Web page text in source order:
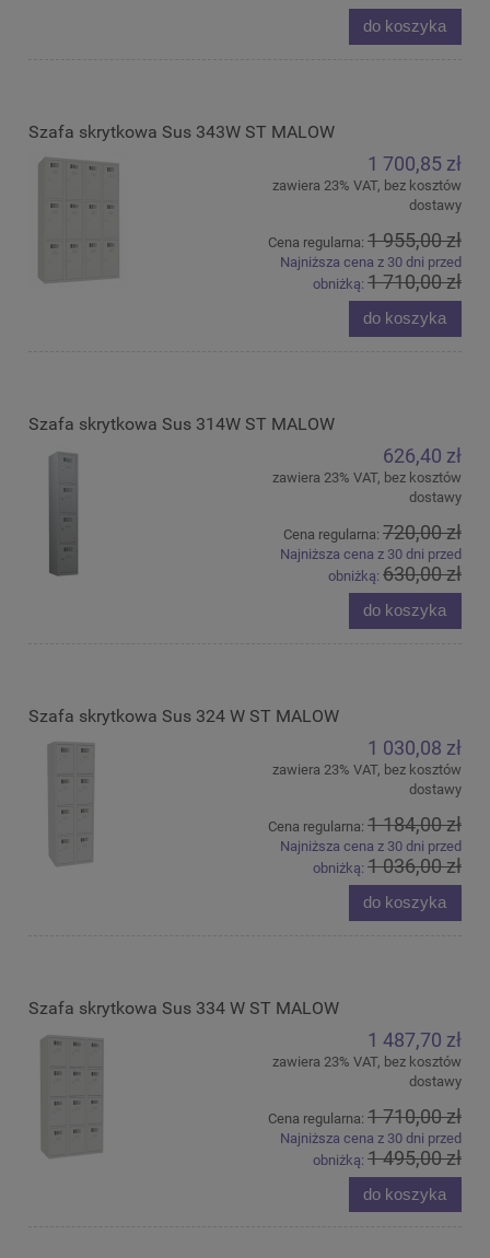
do koszyka
Szafa skrytkowa Sus 343W ST MALOW
1 700,85 zł
zawiera 23% VAT, bez kosztów
dostawy
Cena regularna: 1 955,00 zł
Najniższa cena z 30 dni przed
obniżką: 1 710,00 zł
do koszyka
Szafa skrytkowa Sus 314W ST MALOW
626,40 zł
zawiera 23% VAT, bez kosztów
dostawy
Cena regularna: 720,00 zł
Najniższa cena z 30 dni przed
obniżką: 630,00 zł
do koszyka
Szafa skrytkowa Sus 324 W ST MALOW
1 030,08 zł
zawiera 23% VAT, bez kosztów
dostawy
Cena regularna: 1 184,00 zł
Najniższa cena z 30 dni przed
obniżką: 1 036,00 zł
do koszyka
Szafa skrytkowa Sus 334 W ST MALOW
1 487,70 zł
zawiera 23% VAT, bez kosztów
dostawy
Cena regularna: 1 710,00 zł
Najniższa cena z 30 dni przed
obniżką: 1 495,00 zł
do koszyka